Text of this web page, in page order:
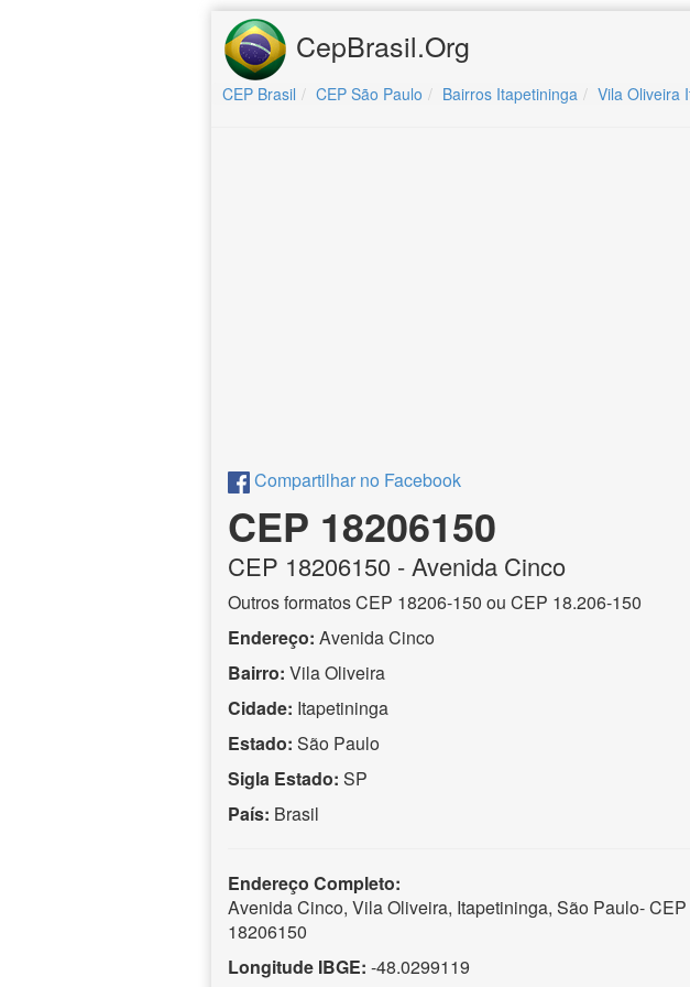
CepBrasil.Org
CEP Brasil CEP São Paulo Bairros Itapetininga Vila Oliveira
Compartilhar no Facebook
CEP 18206150
CEP 18206150 - Avenida Cinco
Outros formatos CEP 18206-150 ou CEP 18.206-150
Endereço: Avenida Cinco
Bairro: Vila Oliveira
Cidade: Itapetininga
Estado: São Paulo
Sigla Estado: SP
País: Brasil
Endereço Completo:
Avenida Cinco, Vila Oliveira, Itapetininga, São Paulo- CEP
18206150
Longitude IBGE: -48.0299119